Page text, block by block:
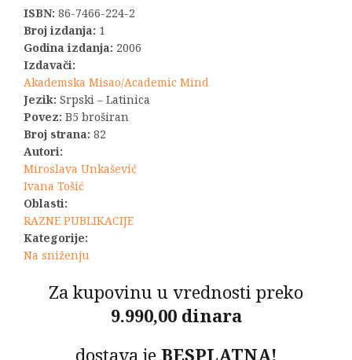
ISBN: 86-7466-224-2
Broj izdanja: 1
Godina izdanja: 2006
Izdavači:
Akademska Misao/Academic Mind
Jezik: Srpski – Latinica
Povez: B5 broširan
Broj strana: 82
Autori:
Miroslava Unkašević
Ivana Tošić
Oblasti:
RAZNE PUBLIKACIJE
Kategorije:
Na sniženju
Za kupovinu u vrednosti preko
9.990,00 dinara
dostava je BESPLATNA!